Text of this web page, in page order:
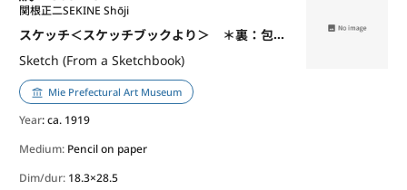
スケッチ＜スケッチブックより＞ ＊裏：包帯の男
Sketch (From a Sketchbook)
関根正二SEKINE Shōji
Mie Prefectural Art Museum
Year: ca. 1919
Medium: Pencil on paper
Dim/dur: 18.3×28.5